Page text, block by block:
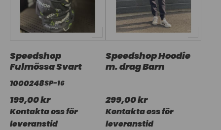
Speedshop
Fulmössa Svart
1000248SP-16
199,00 kr
Kontakta oss för
leveranstid
Speedshop Hoodie
m. drag Barn
299,00 kr
Kontakta oss för
leveranstid